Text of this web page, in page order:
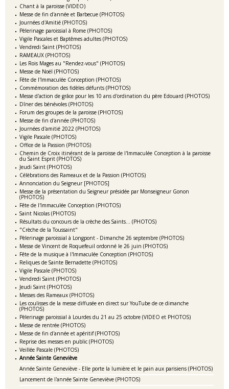
Chant à la paroisse (VIDEO)
Messe de fin d'année et Barbecue (PHOTOS)
Journées d'Amitié (PHOTOS)
Pèlerinage paroissial à Rome (PHOTOS)
Vigile Pascales et Baptêmes adultes (PHOTOS)
Vendredi Saint (PHOTOS)
RAMEAUX (PHOTOS)
Les Rois Mages au "Rendez-vous" (PHOTOS)
Messe de Noël (PHOTOS)
Fête de l'Immaculée Conception (PHOTOS)
Commémoration des fidèles défunts (PHOTOS)
Messe d'action de grâce pour les 10 ans d'ordination du père Edouard (PHOTOS)
Dîner des bénévoles (PHOTOS)
Forum des groupes de la paroisse (PHOTOS)
Messe de fin d'année (PHOTOS)
Journées d'amitié 2022 (PHOTOS)
Vigile Pascale (PHOTOS)
Office de la Passion (PHOTOS)
Chemin de Croix itinérant de la paroisse de l'Immaculée Conception à la paroisse
du Saint Esprit (PHOTOS)
Jeudi Saint (PHOTOS)
Célèbrations des Rameaux et de la Passion (PHOTOS)
Annonciation du Seigneur [PHOTOS]
Messe de la présentation du Seigneur présidée par Monseigneur Gonon
(PHOTOS)
Fête de l'Immaculée Conception (PHOTOS)
Saint Nicolas (PHOTOS)
Résultats du concours de la crèche des Saints... (PHOTOS)
"Crèche de la Toussaint"
Pèlerinage paroissial à Longpont - Dimanche 26 septembre (PHOTOS)
Messe de Vincent de Roquefeuil ordonné le 26 juin (PHOTOS)
Fête de la musique à l'Immaculée Conception (PHOTOS)
Reliques de Sainte Bernadette (PHOTOS)
Vigile Pascale (PHOTOS)
Vendredi Saint (PHOTOS)
Jeudi Saint (PHOTOS)
Messes des Rameaux (PHOTOS)
Les coulisses de la messe diffusée en direct sur YouTube de ce dimanche
(PHOTOS)
Pèlerinage paroissial à Lourdes du 21 au 25 octobre (VIDEO et PHOTOS)
Messe de rentrée (PHOTOS)
Messe de fin d'année et apéritif (PHOTOS)
Reprise des messes en public (PHOTOS)
Veillée Pascale (PHOTOS)
Année Sainte Geneviève
Année Sainte Geneviève - Elle porte la lumière et le pain aux parisiens (PHOTOS)
Lancement de l'année Sainte Geneviève (PHOTOS)